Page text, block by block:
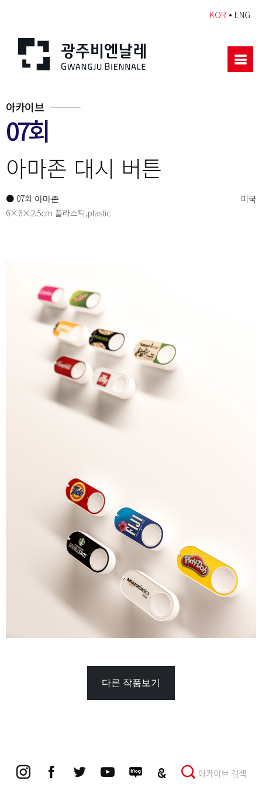
KOR • ENG
아카이브
07회
아마존 대시 버튼
● 07회 아마존
미국
6×6×2.5cm 플라스틱,plastic
다른 작품보기
아카이브 검색